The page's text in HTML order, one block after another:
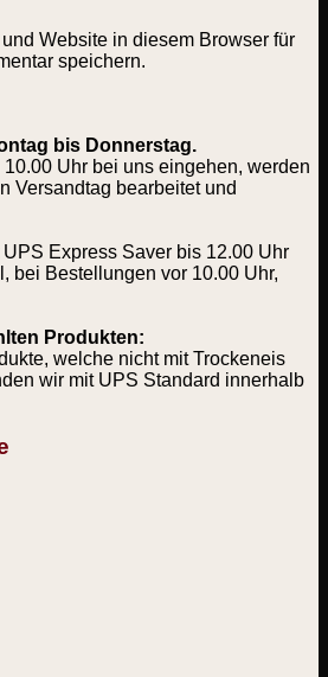
Website in diesem Browser für
speichern.
bis Donnerstag.
Uhr bei uns eingehen, werden
Versandtag bearbeitet und
Express Saver bis 12.00 Uhr
bei Bestellungen vor 10.00 Uhr,
Produkten:
welche nicht mit Trockeneis
wir mit UPS Standard innerhalb